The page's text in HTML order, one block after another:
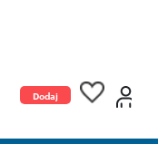
Dodaj